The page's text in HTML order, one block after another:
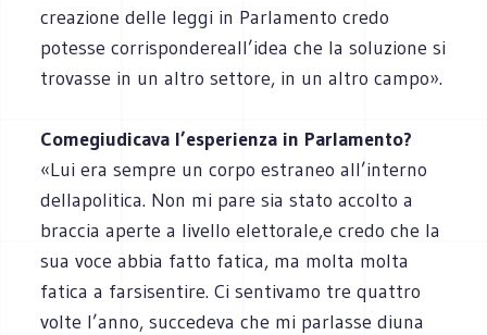
creazione delle leggi in Parlamento credo
potesse corrispondereall’idea che la soluzione si
trovasse in un altro settore, in un altro campo».
Comegiudicava l’esperienza in Parlamento?
«Lui era sempre un corpo estraneo all’interno
dellapolitica. Non mi pare sia stato accolto a
braccia aperte a livello elettorale,e credo che la
sua voce abbia fatto fatica, ma molta molta
fatica a farsisentire. Ci sentivamo tre quattro
volte l’anno, succedeva che mi parlasse diuna